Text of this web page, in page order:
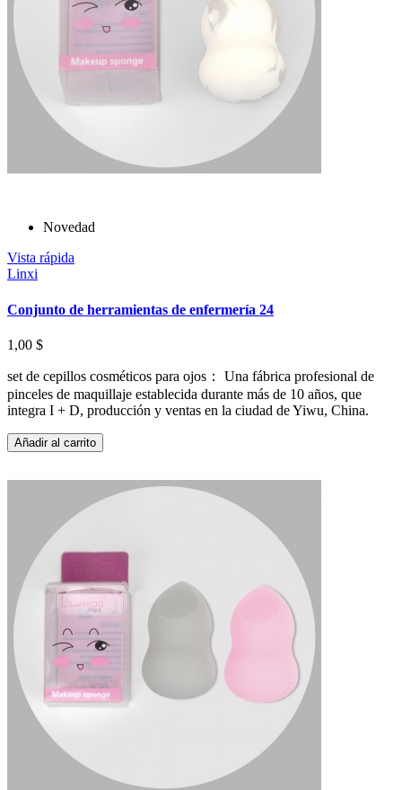
Novedad
Vista rápida
Linxi
Conjunto de herramientas de enfermería 24
1,00 $
set de cepillos cosméticos para ojos： Una fábrica profesional de
pinceles de maquillaje establecida durante más de 10 años, que
integra I + D, producción y ventas en la ciudad de Yiwu, China.
Añadir al carrito